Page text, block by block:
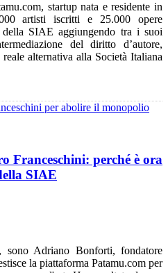
startup nata e residente in
artisti iscritti e 25.000 opere
SIAE aggiungendo tra i suoi
del diritto d’autore,
alternativa alla Società Italiana
Franceschini: perché è ora
SIAE
sono Adriano Bonforti, fondatore
la piattaforma Patamu.com per